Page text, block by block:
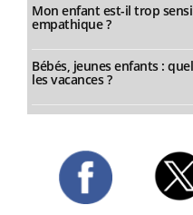
Mon enfant est-il trop
empathique ?
Bébés, jeunes enfants :
les vacances ?